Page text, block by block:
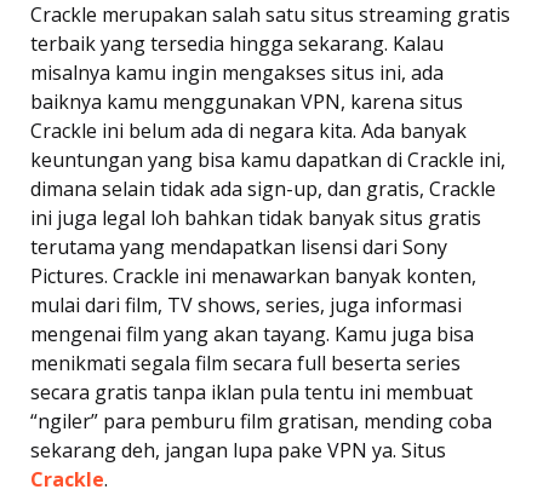
Crackle merupakan salah satu situs streaming gratis
terbaik yang tersedia hingga sekarang. Kalau
misalnya kamu ingin mengakses situs ini, ada
baiknya kamu menggunakan VPN, karena situs
Crackle ini belum ada di negara kita. Ada banyak
keuntungan yang bisa kamu dapatkan di Crackle ini,
dimana selain tidak ada sign-up, dan gratis, Crackle
ini juga legal loh bahkan tidak banyak situs gratis
terutama yang mendapatkan lisensi dari Sony
Pictures. Crackle ini menawarkan banyak konten,
mulai dari film, TV shows, series, juga informasi
mengenai film yang akan tayang. Kamu juga bisa
menikmati segala film secara full beserta series
secara gratis tanpa iklan pula tentu ini membuat
“ngiler” para pemburu film gratisan, mending coba
sekarang deh, jangan lupa pake VPN ya. Situs
Crackle.